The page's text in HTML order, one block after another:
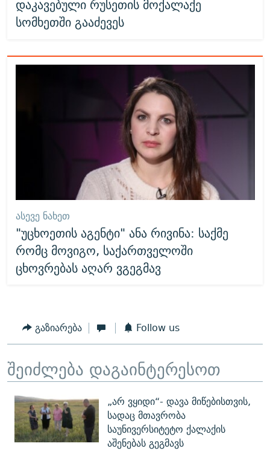
დაკავებული რუსეთის მოქალაქე
სომხეთში გააძევეს
ᲐᲡᲔᲕᲔ ᲜᲐᲮᲔᲗ
"უცხოეთის აგენტი" ანა რივინა: საქმე
რომც მოვიგო, საქართველოში
ცხოვრებას აღარ ვგეგმავ
გაზიარება Follow us
შეიძლება დაგაინტერესოთ
„არ ვყიდი“- დავა მიწებისთვის,
სადაც მთავრობა
საუნივერსიტეტო ქალაქის
აშენებას გეგმავს